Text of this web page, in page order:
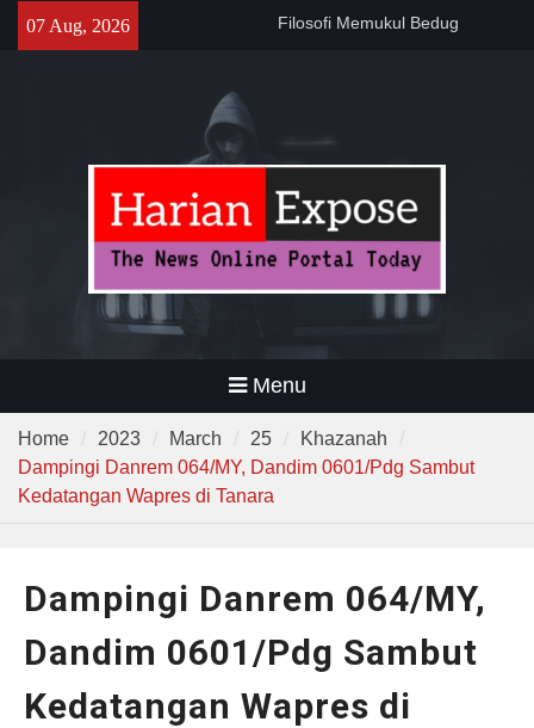
07 Aug, 2026
141 Tahun Stasiun Slawi : “Dari
Narkoba di Sekolah Kebayoran
Lama, DPR Minta Diusut
Tuntas
Menu
Home 2023 March 25
Khazanah
Dampingi Danrem 064/MY, Dandim 0601/Pdg Sambut
Kedatangan Wapres di Tanara
Dampingi Danrem 064/MY,
Dandim 0601/Pdg Sambut
Kedatangan Wapres di